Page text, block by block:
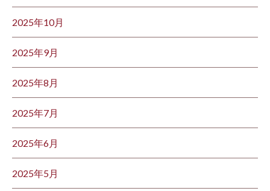
2025年10月
2025年9月
2025年8月
2025年7月
2025年6月
2025年5月